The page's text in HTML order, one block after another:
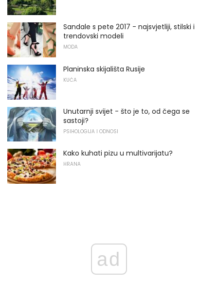
Sandale s pete 2017 - najsvjetliji, stilski i
trendovski modeli
MODA
Planinska skijališta Rusije
KUĆA
Unutarnji svijet - što je to, od čega se
sastoji?
PSIHOLOGIJA I ODNOSI
Kako kuhati pizu u multivarijatu?
HRANA
ad